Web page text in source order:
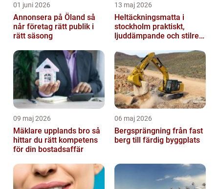
01 juni 2026
Annonsera på Öland så
når företag rätt publik i
rätt säsong
13 maj 2026
Heltäckningsmatta i
stockholm praktiskt,
ljuddämpande och stilrent
09 maj 2026
Mäklare upplands bro så
hittar du rätt kompetens
för din bostadsaffär
06 maj 2026
Bergsprängning från fast
berg till färdig byggplats